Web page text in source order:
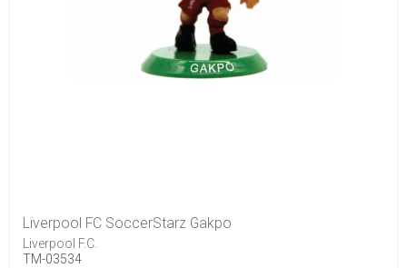
Liverpool FC SoccerStarz Gakpo
Liverpool F.C.
TM-03534